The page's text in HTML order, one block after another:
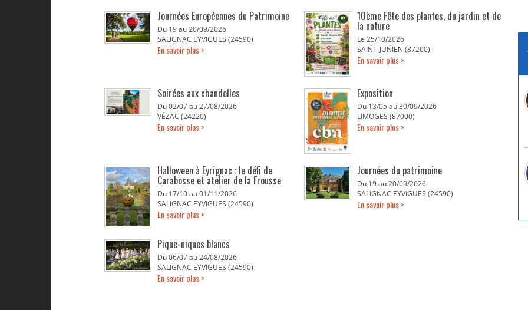
Journées Européennes du Patrimoine
Du 19 au 20/09/2026
SALIGNAC EYVIGUES (24590)
En savoir plus >
10ème Fête des plantes, du jardin et de
la nature
Le 25/10/2026
SAINT-JUNIEN (87200)
En savoir plus >
Soirées aux chandelles
Du 02/07 au 27/08/2026
VÉZAC (24220)
En savoir plus >
Exposition
Du 13/05 au 30/09/2026
LIMOGES (87000)
En savoir plus >
Halloween à Eyrignac : le défi de
Carabosse et atelier de la Frousse
Du 17/10 au 01/11/2026
SALIGNAC EYVIGUES (24590)
En savoir plus >
Journées du patrimoine
Du 19 au 20/09/2026
SALIGNAC EYVIGUES (24590)
En savoir plus >
Pique-niques blancs
Du 06/07 au 24/08/2026
SALIGNAC EYVIGUES (24590)
En savoir plus >